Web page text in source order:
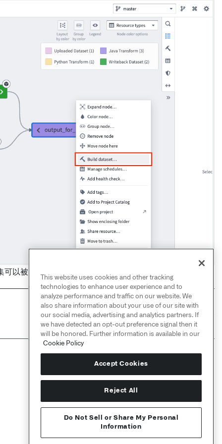
以被放置在一个
NEXT
Settings & customization /定制 Foundry Rules
This website uses cookies and other tracking
technologies to enhance user experience and to
analyze performance and traffic on our website. We
also share information about your use of our site with
our social media, advertising and analytics partners. If
we have detected an opt-out preference signal then it
will be honored. Further information is available in our
Cookie Policy
Accept Cookies
Reject All
Do Not Sell or Share My Personal
Information